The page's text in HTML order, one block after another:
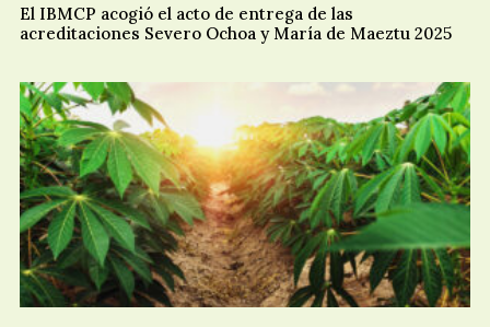
El IBMCP acogió el acto de entrega de las
acreditaciones Severo Ochoa y María de Maeztu 2025